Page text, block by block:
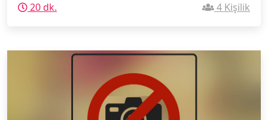
20 dk. 4 Kişilik